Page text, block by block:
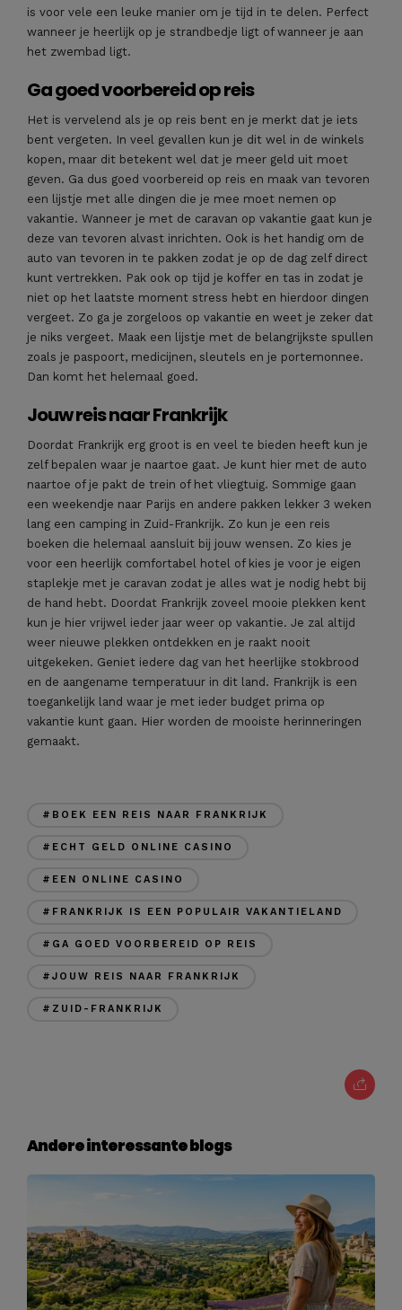
is voor vele een leuke manier om je tijd in te delen. Perfect
wanneer je heerlijk op je strandbedje ligt of wanneer je aan
het zwembad ligt.
Ga goed voorbereid op reis
Het is vervelend als je op reis bent en je merkt dat je iets
bent vergeten. In veel gevallen kun je dit wel in de winkels
kopen, maar dit betekent wel dat je meer geld uit moet
geven. Ga dus goed voorbereid op reis en maak van tevoren
een lijstje met alle dingen die je mee moet nemen op
vakantie. Wanneer je met de caravan op vakantie gaat kun je
deze van tevoren alvast inrichten. Ook is het handig om de
auto van tevoren in te pakken zodat je op de dag zelf direct
kunt vertrekken. Pak ook op tijd je koffer en tas in zodat je
niet op het laatste moment stress hebt en hierdoor dingen
vergeet. Zo ga je zorgeloos op vakantie en weet je zeker dat
je niks vergeet. Maak een lijstje met de belangrijkste spullen
zoals je paspoort, medicijnen, sleutels en je portemonnee.
Dan komt het helemaal goed.
Jouw reis naar Frankrijk
Doordat Frankrijk erg groot is en veel te bieden heeft kun je
zelf bepalen waar je naartoe gaat. Je kunt hier met de auto
naartoe of je pakt de trein of het vliegtuig. Sommige gaan
een weekendje naar Parijs en andere pakken lekker 3 weken
lang een camping in Zuid-Frankrijk. Zo kun je een reis
boeken die helemaal aansluit bij jouw wensen. Zo kies je
voor een heerlijk comfortabel hotel of kies je voor je eigen
staplekje met je caravan zodat je alles wat je nodig hebt bij
de hand hebt. Doordat Frankrijk zoveel mooie plekken kent
kun je hier vrijwel ieder jaar weer op vakantie. Je zal altijd
weer nieuwe plekken ontdekken en je raakt nooit
uitgekeken. Geniet iedere dag van het heerlijke stokbrood
en de aangename temperatuur in dit land. Frankrijk is een
toegankelijk land waar je met ieder budget prima op
vakantie kunt gaan. Hier worden de mooiste herinneringen
gemaakt.
#BOEK EEN REIS NAAR FRANKRIJK
#ECHT GELD ONLINE CASINO
#EEN ONLINE CASINO
#FRANKRIJK IS EEN POPULAIR VAKANTIELAND
#GA GOED VOORBEREID OP REIS
#JOUW REIS NAAR FRANKRIJK
#ZUID-FRANKRIJK
Andere interessante blogs